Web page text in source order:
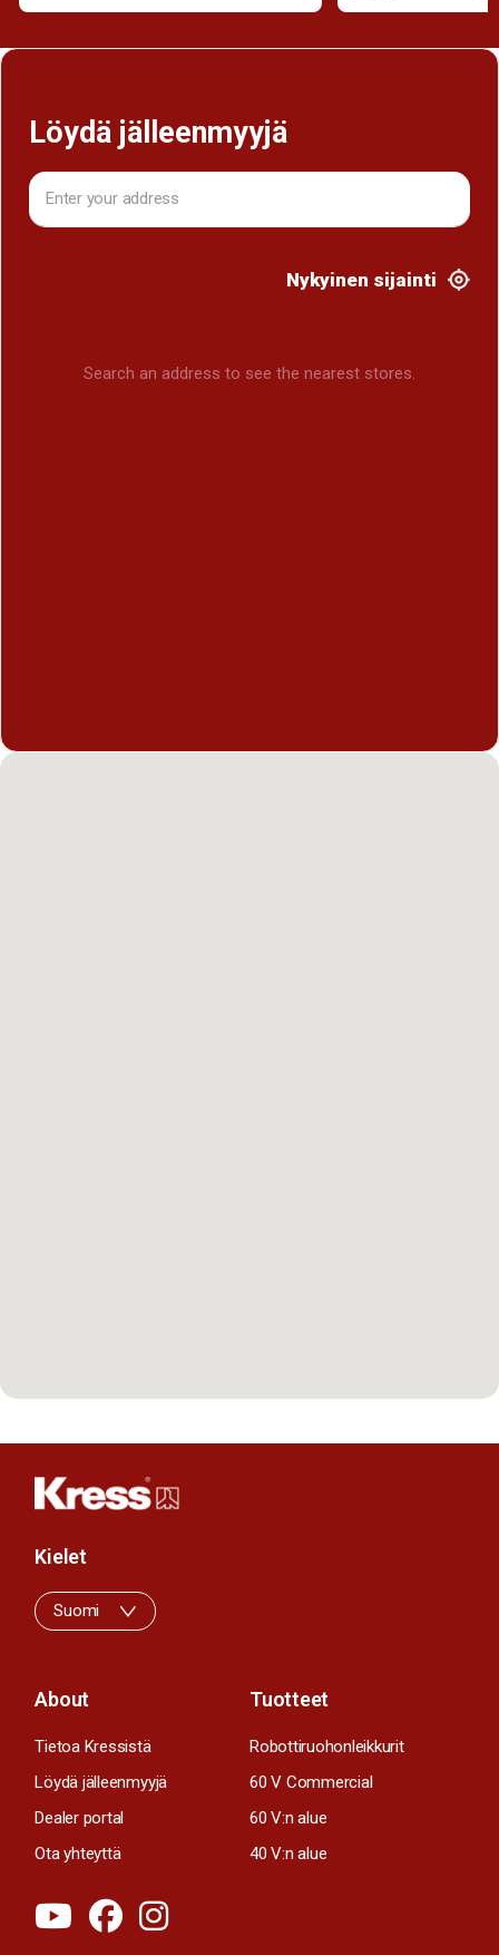
Löydä jälleenmyyjä
Nykyinen sijainti
Search an address to see the nearest stores.
About
Tietoa Kressistä
Löydä jälleenmyyjä
Dealer portal
Ota yhteyttä
Tuotteet
Robottiruohonleikkurit
60 V Commercial
60 V:n alue
40 V:n alue
Kielet
Suomi